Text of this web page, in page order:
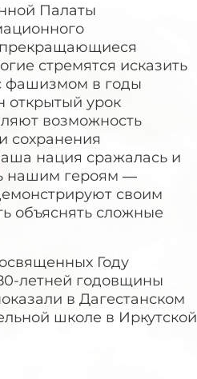
Палаты
стремятся исказить
фашизмом в годы
открытый урок
возможность
сохранения
нация сражалась и
нашим героям —
своим
объяснять сложные
Году
летней годовщины
в Дагестанском
школе в Иркутской